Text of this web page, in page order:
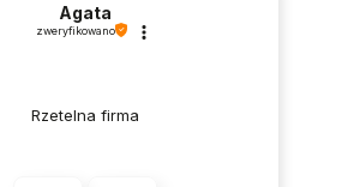
Agata
zweryfikowano
Rzetelna firma